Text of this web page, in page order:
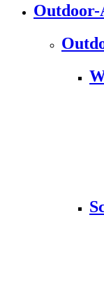
Outdoor-